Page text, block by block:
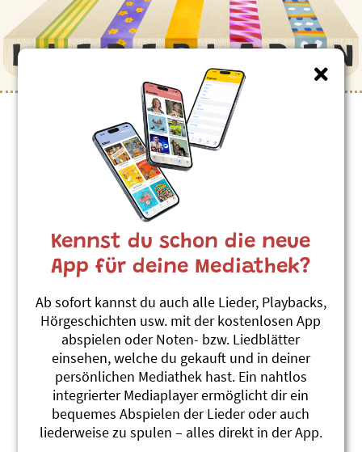
Kennst du schon die neue
App für deine Mediathek?
Ab sofort kannst du auch alle Lieder, Playbacks,
Hörgeschichten usw. mit der kostenlosen App
abspielen oder Noten- bzw. Liedblätter
einsehen, welche du gekauft und in deiner
persönlichen Mediathek hast. Ein nahtlos
integrierter Mediaplayer ermöglicht dir ein
bequemes Abspielen der Lieder oder auch
liederweise zu spulen – alles direkt in der App.